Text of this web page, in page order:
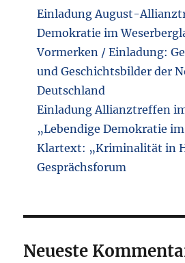
Einladung August-
Demokratie im
Vormerken / Einladung:
und Geschichtsbilder der
Deutschland
Einladung Allianztreffen
„Lebendige Demokratie
Klartext: „Kriminalität in
Gesprächsforum
Neueste